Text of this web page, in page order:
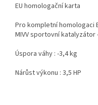
EU homologační karta
Pro kompletní homologaci
MIVV sportovní
Úspora váhy : -3,4 kg
Nárůst výkonu : 3,5 HP